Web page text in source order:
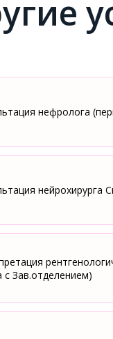
нефролога
нейрохирурга
с Зав.отделением)